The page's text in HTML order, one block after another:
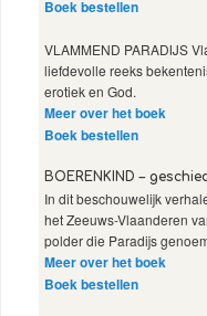
Boek bestellen
VLAMMEND PARADIJS
liefdevolle reeks
erotiek en God.
Meer over het boek
Boek bestellen
BOERENKIND –
In dit beschouwelijk
het Zeeuws-Vlaanderen
polder die Paradijs
Meer over het boek
Boek bestellen